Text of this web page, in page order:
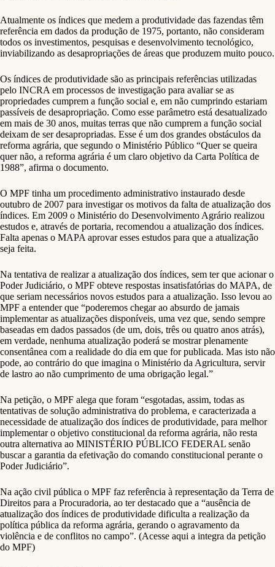
Atualmente os índices que medem a produtividade das fazendas têm
referência em dados da produção de 1975, portanto, não consideram
todos os investimentos, pesquisas e desenvolvimento tecnológico,
inviabilizando as desapropriações de áreas que produzem muito pouco.
Os índices de produtividade são as principais referências utilizadas
pelo INCRA em processos de investigação para avaliar se as
propriedades cumprem a função social e, em não cumprindo estariam
passíveis de desapropriação. Como esse parâmetro está desatualizado
em mais de 30 anos, muitas terras que não cumprem a função social
deixam de ser desapropriadas. Esse é um dos grandes obstáculos da
reforma agrária, que segundo o Ministério Público “Quer se queira
quer não, a reforma agrária é um claro objetivo da Carta Política de
1988”, afirma o documento.
O MPF tinha um procedimento administrativo instaurado desde
outubro de 2007 para investigar os motivos da falta de atualização dos
índices. Em 2009 o Ministério do Desenvolvimento Agrário realizou
estudos e, através de portaria, recomendou a atualização dos índices.
Falta apenas o MAPA aprovar esses estudos para que a atualização
seja feita.
Na tentativa de realizar a atualização dos índices, sem ter que acionar o
Poder Judiciário, o MPF obteve respostas insatisfatórias do MAPA, de
que seriam necessários novos estudos para a atualização. Isso levou ao
MPF a entender que “poderemos chegar ao absurdo de jamais
implementar as atualizações disponíveis, uma vez que, sendo sempre
baseadas em dados passados (de um, dois, três ou quatro anos atrás),
em verdade, nenhuma atualização poderá se mostrar plenamente
consentânea com a realidade do dia em que for publicada. Mas isto não
pode, ao contrário do que imagina o Ministério da Agricultura, servir
de lastro ao não cumprimento de uma obrigação legal.”
Na petição, o MPF alega que foram “esgotadas, assim, todas as
tentativas de solução administrativa do problema, e caracterizada a
necessidade de atualização dos índices de produtividade, para melhor
implementar o objetivo constitucional da reforma agrária, não resta
outra alternativa ao MINISTÉRIO PÚBLICO FEDERAL senão
buscar a garantia da efetivação do comando constitucional perante o
Poder Judiciário”.
Na ação civil pública o MPF faz referência à representação da Terra de
Direitos para a Procuradoria, ao ter destacado que a “ausência de
atualização dos índices de produtividade dificulta a realização da
política pública da reforma agrária, gerando o agravamento da
violência e de conflitos no campo”. (Acesse aqui a integra da petição
do MPF)